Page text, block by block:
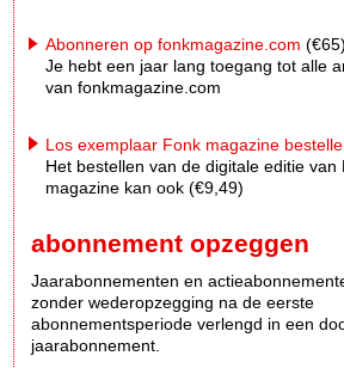
Abonneren op fonkmagazine.com (€65)
Je hebt een jaar lang toegang tot alle
van fonkmagazine.com
Los exemplaar Fonk magazine
Het bestellen van de digitale editie van
magazine kan ook (€9,49)
abonnement opzeggen
Jaarabonnementen en
zonder wederopzegging na de eerste
abonnementsperiode verlengd in een
jaarabonnement.